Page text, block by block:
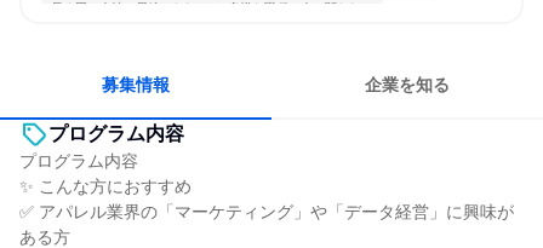
長く同じ会社に居続けられる 多様な職種の人と関われる
募集情報 企業を知る
プログラム内容
プログラム内容
✨ こんな方におすすめ
✅ アパレル業界の「マーケティング」や「データ経営」に興味が
ある方